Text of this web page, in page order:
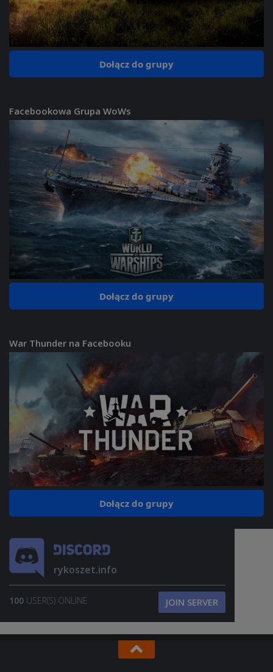
Dołącz do grupy
Facebookowa Grupa WoWs
Dołącz do grupy
War Thunder na Facebooku
Dołącz do grupy
rykoszet.info
100 USER(S) ONLINE JOIN SERVER